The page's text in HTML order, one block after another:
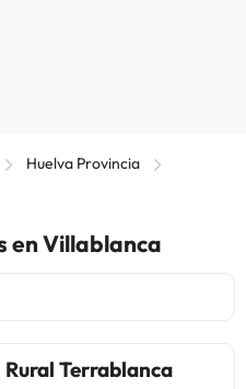
Huelva Provincia
en Villablanca
Terrablanca